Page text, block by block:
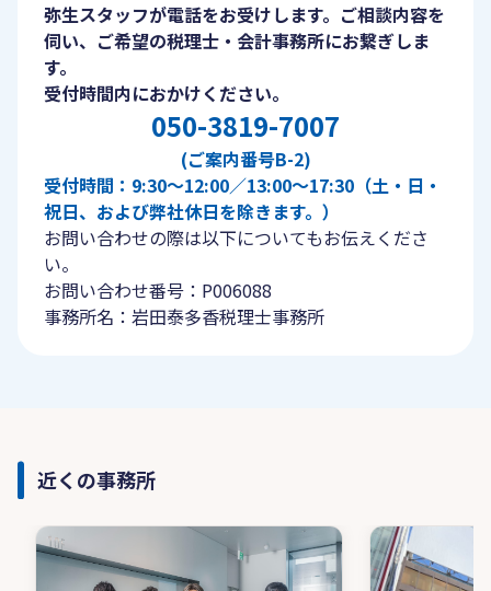
弥生スタッフが電話をお受けします。ご相談内容を
伺い、ご希望の税理士・会計事務所にお繋ぎしま
す。
受付時間内におかけください。
050-3819-7007
(ご案内番号B-2)
受付時間：9:30〜12:00／13:00〜17:30（土・日・
祝日、および弊社休日を除きます。）
お問い合わせの際は以下についてもお伝えくださ
い。
お問い合わせ番号：P006088
事務所名：岩田泰多香税理士事務所
近くの事務所